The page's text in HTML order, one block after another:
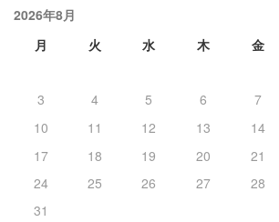
2026年8月
月
火 水 木 金
3
4 5 6 7
10
11 12 13 14
17
18 19 20 21
24
25 26 27 28
31